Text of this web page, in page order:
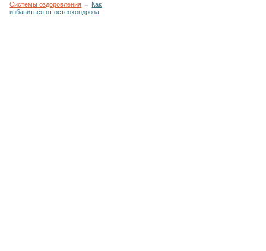
Системы оздоровления → Как
избавиться от остеохондроза